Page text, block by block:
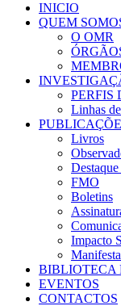
INICIO
QUEM
O OMR
PERFIS
Linhas
Livros
FMO
Boletins
Impacto
BIBLIOTECA
EVENTOS
CONTACTOS